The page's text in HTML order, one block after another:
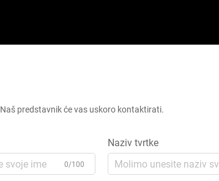
Naš predstavnik će vas uskoro kontaktirati.
0/100
Naziv tvrtke